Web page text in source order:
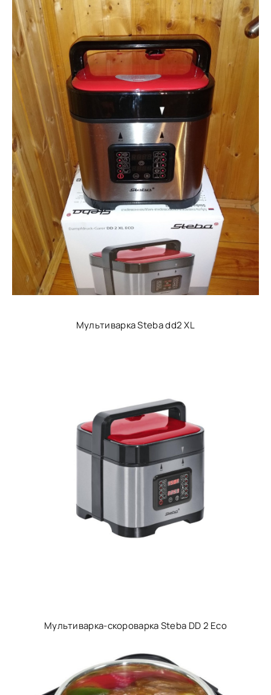
Мультиварка Steba dd2 XL
Мультиварка-скороварка Steba DD 2 Eco